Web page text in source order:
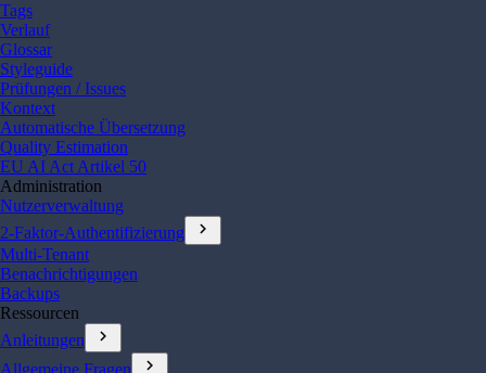
Tags
Verlauf
Glossar
Styleguide
Prüfungen / Issues
Kontext
Automatische Übersetzung
Quality Estimation
EU AI Act Artikel 50
Administration
Nutzerverwaltung
2-Faktor-Authentifizierung
chevron_right
Multi-Tenant
Benachrichtigungen
Backups
Ressourcen
Anleitungen
chevron_right
Allgemeine Fragen chevron_right